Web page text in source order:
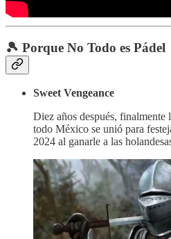
🎾 Porque No Todo es Pádel
Sweet Vengeance
Diez años después,
todo México se unió para
2024 al ganarle a las